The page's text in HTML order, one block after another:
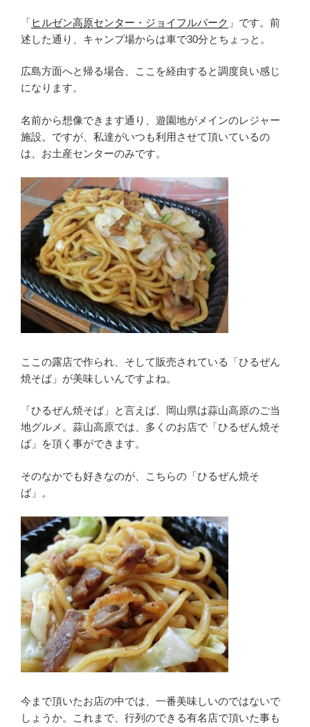
「 ヒルゼン高原センター・ジョイフルパーク 」です。前
述した通り、キャンプ場からは車で30分とちょっと。
広島方面へと帰る場合、ここを経由すると調度良い感じ
になります。
名前から想像できます通り、遊園地がメインのレジャー
施設。ですが、私達がいつも利用させて頂いているの
は、お土産センターのみです。
ここの露店で作られ、そして販売されている「ひるぜん
焼そば」が美味しいんですよね。
「ひるぜん焼そば」と言えば、岡山県は蒜山高原のご当
地グルメ。蒜山高原では、多くのお店で「ひるぜん焼そ
ば」を頂く事ができます。
そのなかでも好きなのが、こちらの「ひるぜん焼そ
ば」。
今まで頂いたお店の中では、一番美味しいのではないで
しょうか。これまで、行列のできる有名店で頂いた事も